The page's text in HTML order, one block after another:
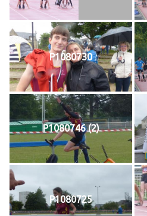
P1080730
P1080746 (2)
P1080725